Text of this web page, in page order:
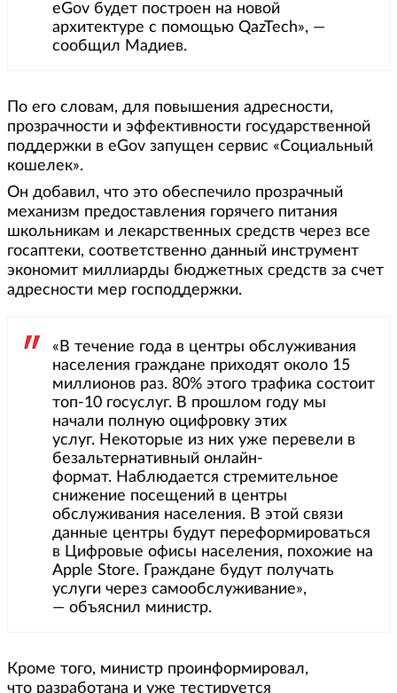
eGov будет построен на новой
архитектуре с помощью QazTech», —
сообщил Мадиев.
По его словам, для повышения адресности,
прозрачности и эффективности государственной
поддержки в eGov запущен сервис «Социальный
кошелек».
Он добавил, что это обеспечило прозрачный
механизм предоставления горячего питания
школьникам и лекарственных средств через все
госаптеки, соответственно данный инструмент
экономит миллиарды бюджетных средств за счет
адресности мер господдержки.
«В течение года в центры обслуживания
населения граждане приходят около 15
миллионов раз. 80% этого трафика состоит
топ-10 госуслуг. В прошлом году мы
начали полную оцифровку этих
услуг. Некоторые из них уже перевели в
безальтернативный онлайн-
формат. Наблюдается стремительное
снижение посещений в центры
обслуживания населения. В этой связи
данные центры будут переформироваться
в Цифровые офисы населения, похожие на
Apple Store. Граждане будут получать
услуги через самообслуживание»,
— объяснил министр.
Кроме того, министр проинформировал,
что разработана и уже тестируется